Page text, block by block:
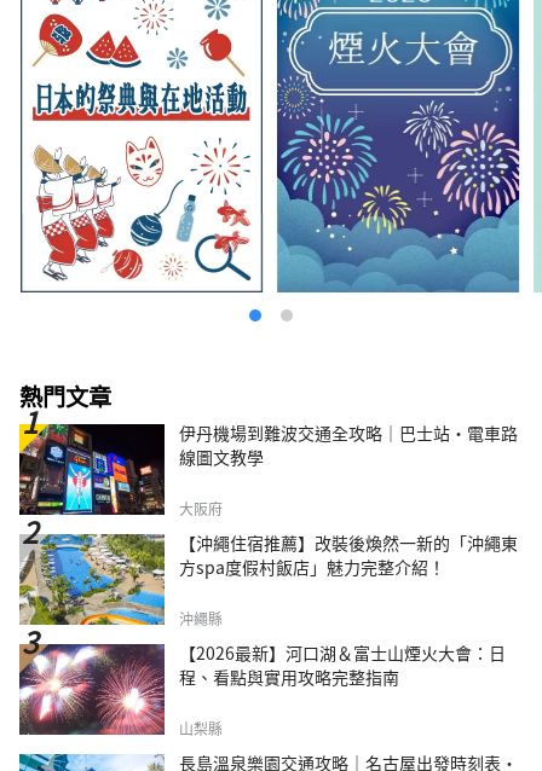
熱門文章
伊丹機場到難波交通全攻略｜巴士站・電車路
線圖文教學
大阪府
【沖繩住宿推薦】改裝後煥然一新的「沖繩東
方spa度假村飯店」魅力完整介紹！
沖繩縣
【2026最新】河口湖＆富士山煙火大會：日
程、看點與實用攻略完整指南
山梨縣
長島溫泉樂園交通攻略｜名古屋出發時刻表・